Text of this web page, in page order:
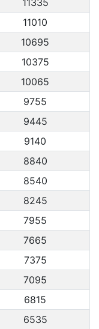
11010
10695
10375
10065
9755
9445
9140
8840
8540
8245
7955
7665
7375
7095
6815
6535